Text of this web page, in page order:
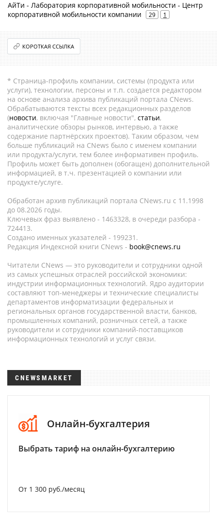
АйТи - Лаборатория корпоративной мобильности - Центр
корпоративной мобильности компании
29 1
КОРОТКАЯ ССЫЛКА
* Страница-профиль компании, системы (продукта или
услуги), технологии, персоны и т.п. создается редактором
на основе анализа архива публикаций портала CNews.
Обрабатываются тексты всех редакционных разделов
(новости, включая "Главные новости", статьи,
аналитические обзоры рынков, интервью, а также
содержание партнёрских проектов). Таким образом, чем
больше публикаций на CNews было с именем компании
или продукта/услуги, тем более информативен профиль.
Профиль может быть дополнен (обогащен) дополнительной
информацией, в т.ч. презентацией о компании или
продукте/услуге.
Обработан архив публикаций портала CNews.ru c 11.1998
до 08.2026 годы.
Ключевых фраз выявлено - 1463328, в очереди разбора -
724413.
Создано именных указателей - 199231.
Редакция Индексной книги CNews - book@cnews.ru
Читатели CNews — это руководители и сотрудники одной
из самых успешных отраслей российской экономики:
индустрии информационных технологий. Ядро аудитории
составляют топ-менеджеры и технические специалисты
департаментов информатизации федеральных и
региональных органов государственной власти, банков,
промышленных компаний, розничных сетей, а также
руководители и сотрудники компаний-поставщиков
информационных технологий и услуг связи.
CNEWSMARKET
Онлайн-бухгалтерия
Выбрать тариф на онлайн-бухгалтерию
От 1 300 руб./месяц